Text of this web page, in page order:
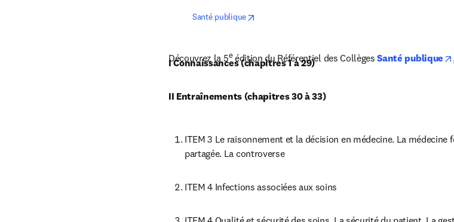
Santé publique
Découvrez la 5e édition du Référentiel des Collèges Santé publique
I Connaissances (chapitres 1 à 29)
II Entraînements (chapitres 30 à 33)
ITEM 3 Le raisonnement et la décision en médecine. La
partagée. La controverse
ITEM 4 Infections associées aux soins